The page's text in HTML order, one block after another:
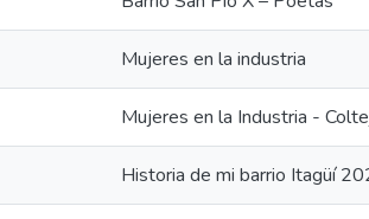
Mujeres en la industria
Mujeres en la Industria -
Historia de mi barrio Itagüí